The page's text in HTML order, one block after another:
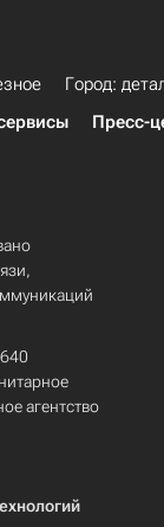
Город:
Пресс-
агентство